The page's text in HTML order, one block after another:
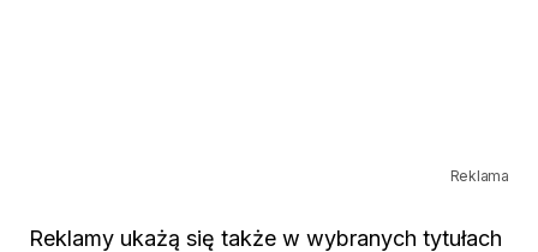
Reklama
Reklamy ukażą się także w wybranych tytułach